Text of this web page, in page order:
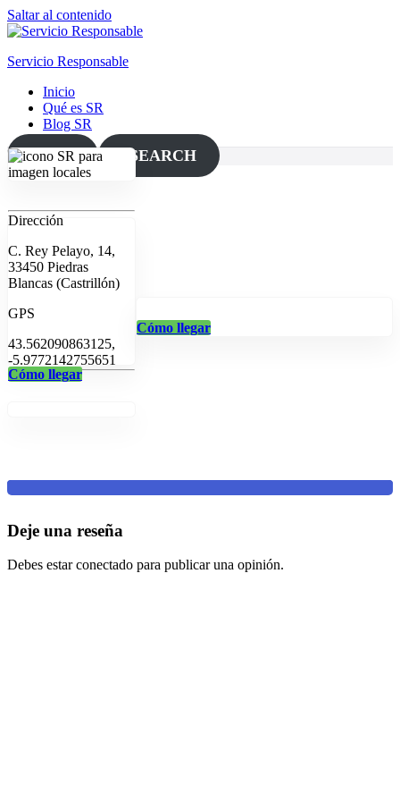
Saltar al contenido
Servicio Responsable
Inicio
Qué es SR
Blog SR
MAP SEARCH
Dirección
C. Rey Pelayo, 14,
33450 Piedras
Blancas (Castrillón)
GPS
43.562090863125,
-5.9772142755651
Cómo llegar
Cómo llegar
Deje una reseña
Debes estar conectado para publicar una opinión.